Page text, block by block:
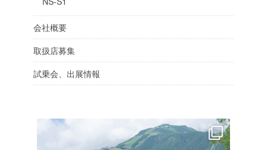
会社概要
取扱店募集
試乗会、出展情報